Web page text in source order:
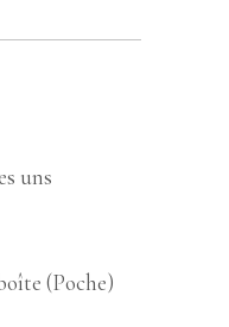
uns
(Poche)